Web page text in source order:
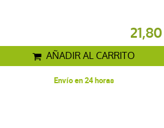
AÑADIR AL CARRITO
Envío en 24 horas